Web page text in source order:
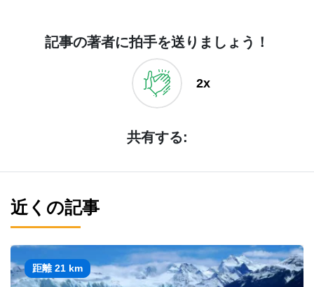
記事の著者に拍手を送りましょう！
2x
共有する:
近くの記事
距離 21 km